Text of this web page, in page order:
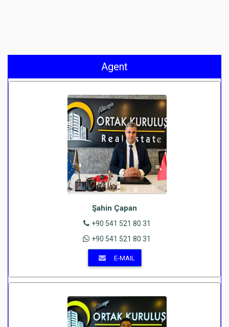
Agent
Şahin Çapan
+90 541 521 80 31
+90 541 521 80 31
E-MAIL